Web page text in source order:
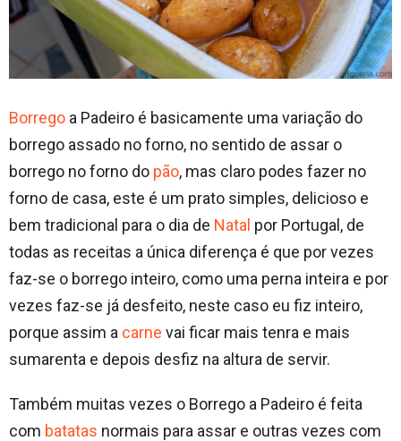
Borrego a Padeiro é basicamente uma variação do
borrego assado no forno, no sentido de assar o
borrego no forno do pão, mas claro podes fazer no
forno de casa, este é um prato simples, delicioso e
bem tradicional para o dia de Natal por Portugal, de
todas as receitas a única diferença é que por vezes
faz-se o borrego inteiro, como uma perna inteira e por
vezes faz-se já desfeito, neste caso eu fiz inteiro,
porque assim a carne vai ficar mais tenra e mais
sumarenta e depois desfiz na altura de servir.
Também muitas vezes o Borrego a Padeiro é feita
com batatas normais para assar e outras vezes com